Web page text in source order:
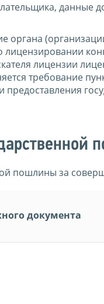
данные
органа
лицензии
требование
предоставления
пошлины за
документа